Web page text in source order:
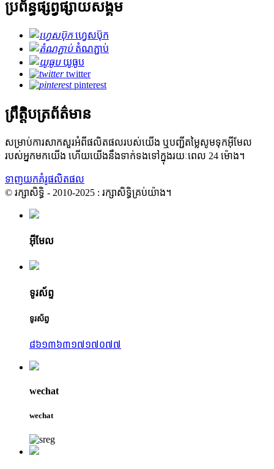
ប្រព័ន្ធផ្សព្វផ្សាយសង្គម
ហ្វេសប៊ុក
តំណភ្ជាប់
យូធូប
twitter
pinterest
ព្រឹត្តិបត្រព័ត៌មាន
សម្រាប់ការសាកសួរអំពីផលិតផលរបស់យើង ឬបញ្ជីតម្លៃសូមទុកអ៊ីមែល
របស់អ្នកមកយើង ហើយយើងនឹងទាក់ទងទៅក្នុងរយៈពេល 24 ម៉ោង។
ទាញយកគំរូផលិតផល
© រក្សាសិទ្ធិ - 2010-2025 : រក្សាសិទ្ធិគ្រប់យ៉ាង។
អ៊ីមែល
ទូរស័ព្ទ
ទូរស័ព្ទ
៨៦១៣៦៣១៧១៧០៧៧
wechat
wechat